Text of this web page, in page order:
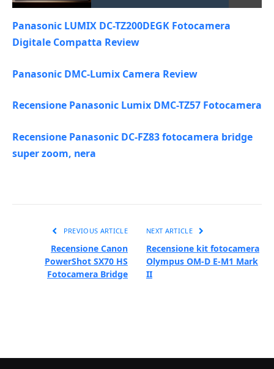
Panasonic LUMIX DC-TZ200DEGK Fotocamera
Digitale Compatta Review
Panasonic DMC-Lumix Camera Review
Recensione Panasonic Lumix DMC-TZ57 Fotocamera
Recensione Panasonic DC-FZ83 fotocamera bridge
super zoom, nera
PREVIOUS ARTICLE
Recensione Canon
PowerShot SX70 HS
Fotocamera Bridge
NEXT ARTICLE
Recensione kit fotocamera
Olympus OM-D E-M1 Mark
II